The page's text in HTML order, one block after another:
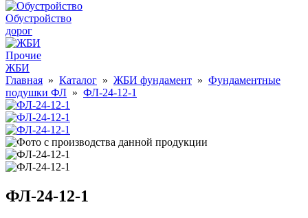
Обустройство
дорог
Прочие
ЖБИ
Главная » Каталог » ЖБИ фундамент » Фундаментные
подушки ФЛ » ФЛ-24-12-1
ФЛ-24-12-1